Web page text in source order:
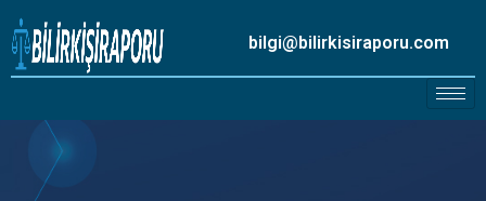
bilgi@bilirkisiraporu.com